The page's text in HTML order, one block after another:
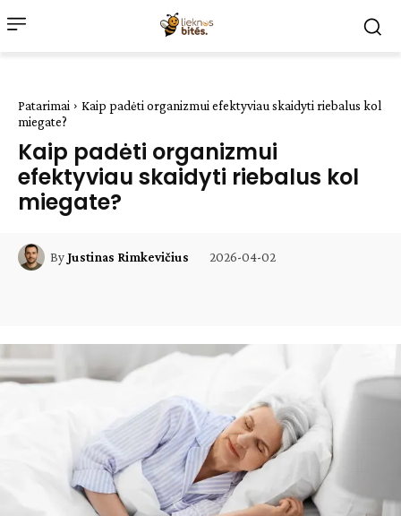
Patarimai
Kaip padėti organizmui efektyviau skaidyti riebalus kol
miegate?
Kaip padėti organizmui
efektyviau skaidyti riebalus kol
miegate?
ByJustinas Rimkevičius 2026-04-02